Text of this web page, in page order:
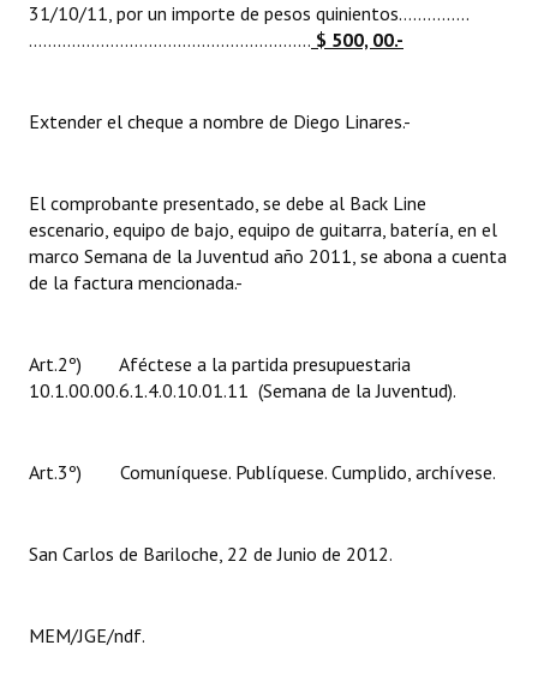
Premio al Mérito - Registro
Mujeres que Dejaron Huellas - Registro
Ciudadano Ilustre - Registro
Banca del Vecino - Registro
Antiguos Pobladores - Registro
Bariloche, Municipio intercultural
REFORMA DE LA CARTA ORGÁNICA
31/10/11, por un importe de pesos quinientos…….……..
………….………………............................ $ 500, 00.-
Extender el cheque a nombre de Diego Linares.-
El comprobante presentado, se debe al Back Line
escenario, equipo de bajo, equipo de guitarra, batería, en el
marco Semana de la Juventud año 2011, se abona a cuenta
de la factura mencionada.-
Art.2º) Aféctese a la partida presupuestaria
10.1.00.00.6.1.4.0.10.01.11 (Semana de la Juventud).
Art.3º) Comuníquese. Publíquese. Cumplido, archívese.
San Carlos de Bariloche, 22 de Junio de 2012.
MEM/JGE/ndf.